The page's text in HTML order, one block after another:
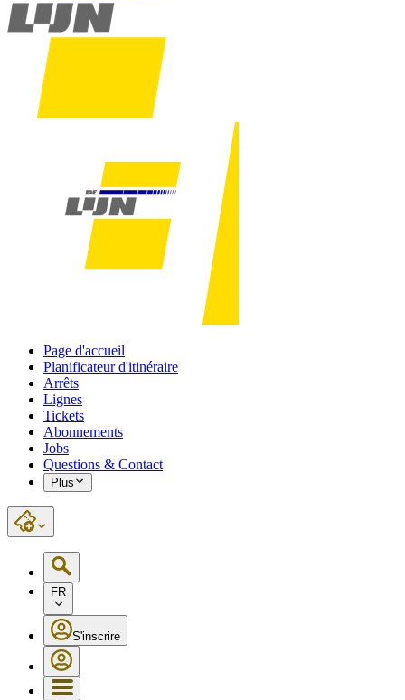
Page d'accueil
Planificateur d'itinéraire
Arrêts
Lignes
Tickets
Abonnements
Jobs
Questions & Contact
Plus
FR
S'inscrire